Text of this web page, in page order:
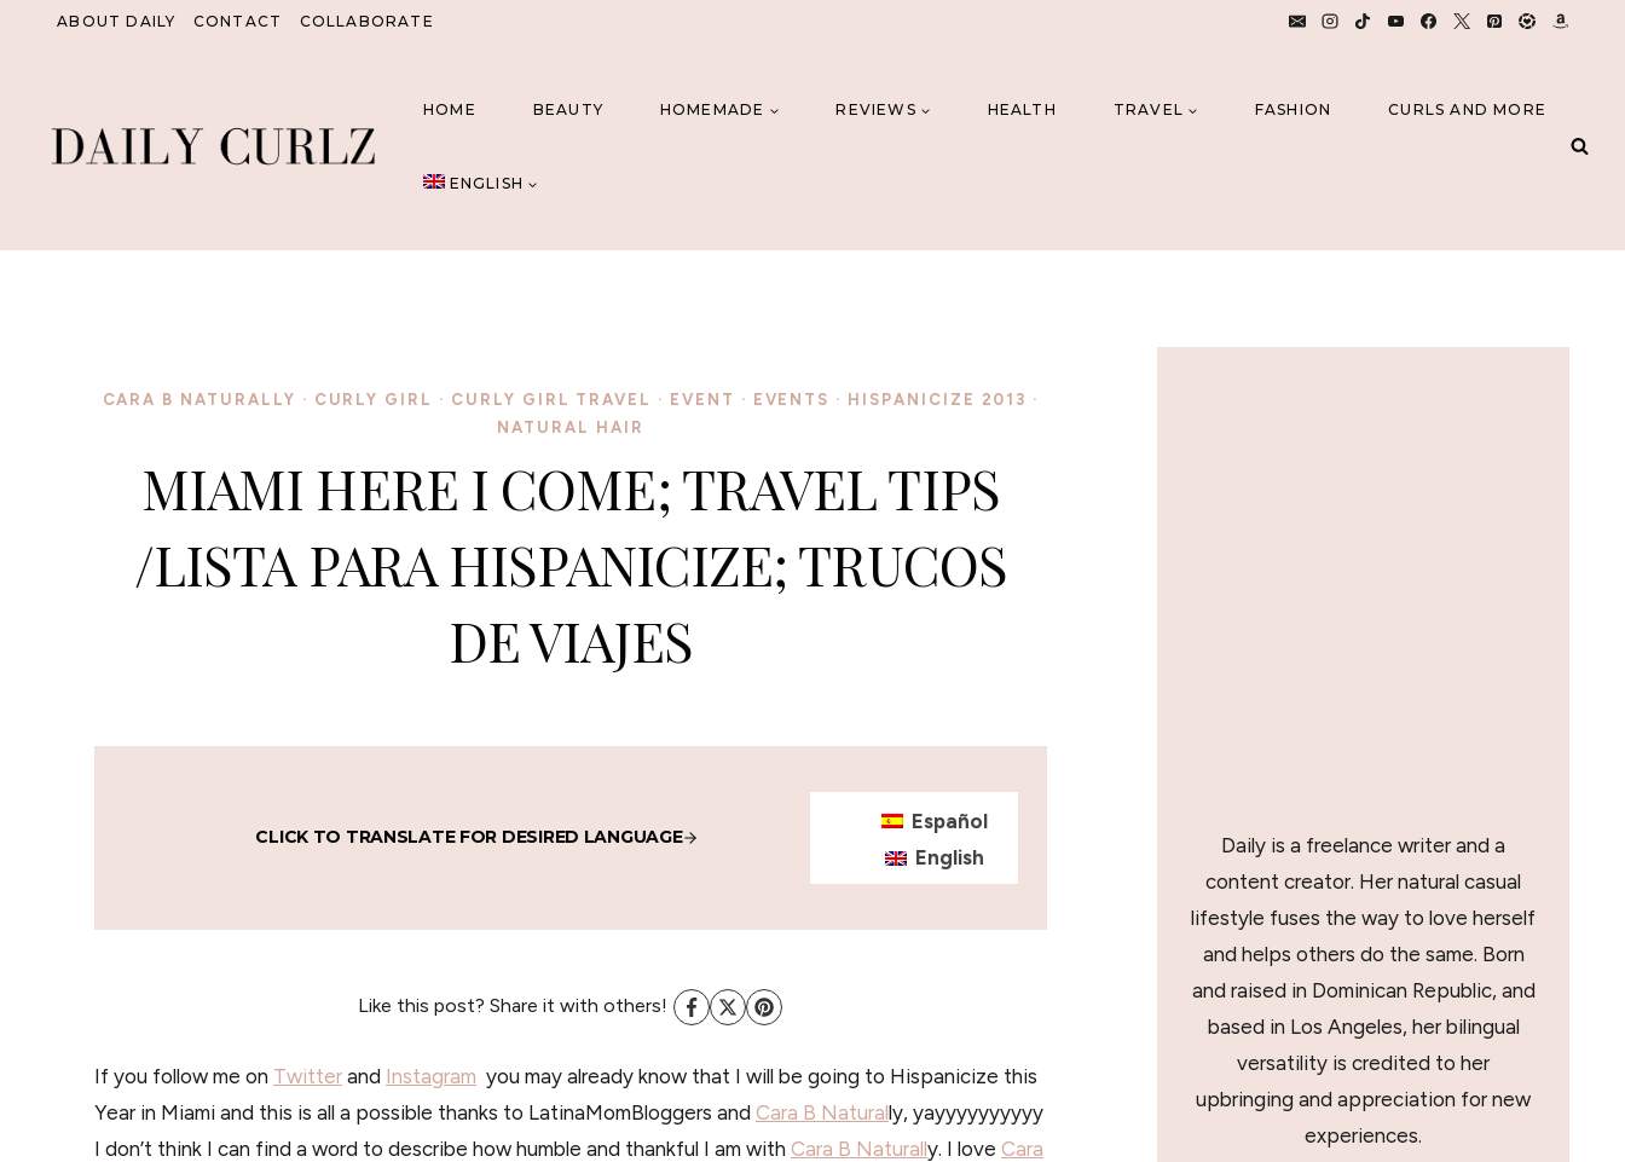
ABOUT DAILY CONTACT COLLABORATE
HOME BEAUTY HOMEMADE REVIEWS HEALTH TRAVEL FASHION CURLS AND MORE
ENGLISH
CARA B NATURALLY · CURLY GIRL · CURLY GIRL TRAVEL · EVENT · EVENTS · HISPANICIZE 2013 ·
NATURAL HAIR
MIAMI HERE I COME; TRAVEL TIPS
/LISTA PARA HISPANICIZE; TRUCOS
DE VIAJES
CLICK TO TRANSLATE FOR DESIRED LANGUAGE
Español
English
Like this post? Share it with others!
If you follow me on Twitter and Instagram you may already know that I will be going to Hispanicize this
Year in Miami and this is all a possible thanks to LatinaMomBloggers and Cara B Naturally, yayyyyyyyyyy
I don’t think I can find a word to describe how humble and thankful I am with Cara B Naturally. I love Cara
Daily is a freelance writer and a
content creator. Her natural casual
lifestyle fuses the way to love herself
and helps others do the same. Born
and raised in Dominican Republic, and
based in Los Angeles, her bilingual
versatility is credited to her
upbringing and appreciation for new
experiences.